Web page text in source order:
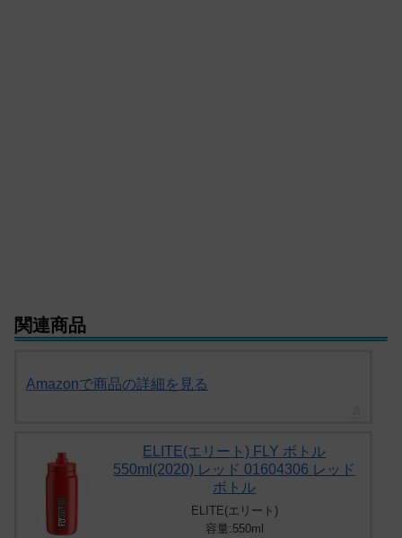
関連商品
Amazonで商品の詳細を見る
ELITE(エリート) FLY ボトル
550ml(2020) レッド 01604306 レッド
ボトル
ELITE(エリート)
容量:550ml